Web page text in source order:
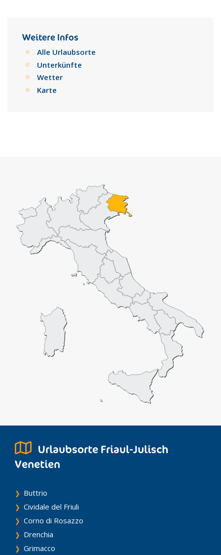
Weitere Infos
Alle Urlaubsorte
Unterkünfte
Wetter
Karte
Urlaubsorte Friaul-Julisch
Venetien
Buttrio
Cividale del Friuli
Corno di Rosazzo
Drenchia
Grimacco